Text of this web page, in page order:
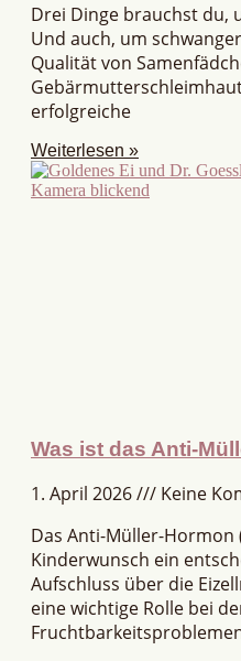
Drei Dinge brauchst du,
Und auch, um
Qualität von
erfolgreiche
Weiterlesen »
Was ist das Anti-
1. April 2026
Keine
Das Anti-Müller-
Kinderwunsch ein
Aufschluss über die
eine wichtige Rolle bei